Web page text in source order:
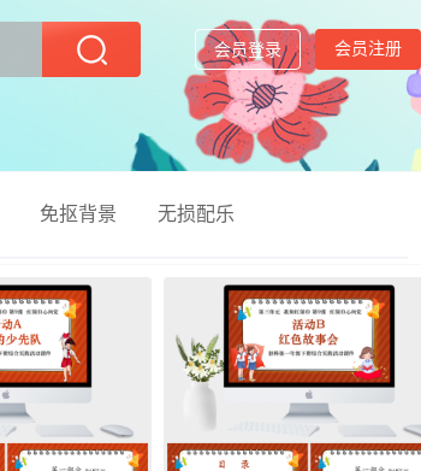
会员登录 会员注册
免抠背景 无损配乐